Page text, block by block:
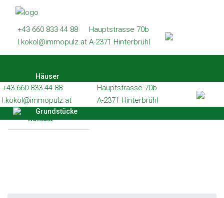
Häuser
Wohnungen
Gewerbe
Referenzen
Kontakt
+43 660 833 44 88
l.kokol@immopulz.at
Hauptstrasse 70b
A-2371 Hinterbrühl
Häuser
Grundstücke
+43 660 833 44 88
l.kokol@immopulz.at
Hauptstrasse 70b
A-2371 Hinterbrühl